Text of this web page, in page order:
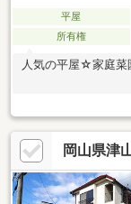
平屋
所有権
人気の平屋☆家庭菜
岡山県津